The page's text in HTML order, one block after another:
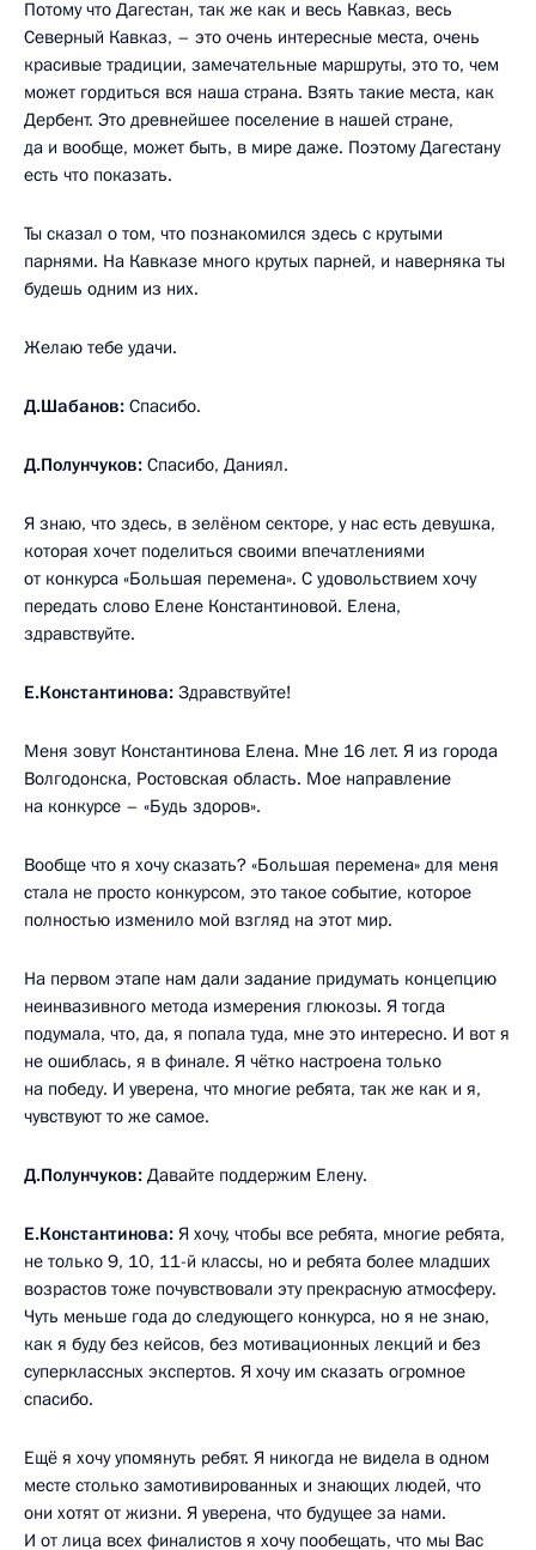
Потому что Дагестан, так же как и весь Кавказ, весь
Северный Кавказ, – это очень интересные места, очень
красивые традиции, замечательные маршруты, это то, чем
может гордиться вся наша страна. Взять такие места, как
Дербент. Это древнейшее поселение в нашей стране,
да и вообще, может быть, в мире даже. Поэтому Дагестану
есть что показать.
Ты сказал о том, что познакомился здесь с крутыми
парнями. На Кавказе много крутых парней, и наверняка ты
будешь одним из них.
Желаю тебе удачи.
Д.Шабанов: Спасибо.
Д.Полунчуков: Спасибо, Даниял.
Я знаю, что здесь, в зелёном секторе, у нас есть девушка,
которая хочет поделиться своими впечатлениями
от конкурса «Большая перемена». С удовольствием хочу
передать слово Елене Константиновой. Елена,
здравствуйте.
Е.Константинова: Здравствуйте!
Меня зовут Константинова Елена. Мне 16 лет. Я из города
Волгодонска, Ростовская область. Мое направление
на конкурсе – «Будь здоров».
Вообще что я хочу сказать? «Большая перемена» для меня
стала не просто конкурсом, это такое событие, которое
полностью изменило мой взгляд на этот мир.
На первом этапе нам дали задание придумать концепцию
неинвазивного метода измерения глюкозы. Я тогда
подумала, что, да, я попала туда, мне это интересно. И вот я
не ошиблась, я в финале. Я чётко настроена только
на победу. И уверена, что многие ребята, так же как и я,
чувствуют то же самое.
Д.Полунчуков: Давайте поддержим Елену.
Е.Константинова: Я хочу, чтобы все ребята, многие ребята,
не только 9, 10, 11-й классы, но и ребята более младших
возрастов тоже почувствовали эту прекрасную атмосферу.
Чуть меньше года до следующего конкурса, но я не знаю,
как я буду без кейсов, без мотивационных лекций и без
суперклассных экспертов. Я хочу им сказать огромное
спасибо.
Ещё я хочу упомянуть ребят. Я никогда не видела в одном
месте столько замотивированных и знающих людей, что
они хотят от жизни. Я уверена, что будущее за нами.
И от лица всех финалистов я хочу пообещать, что мы Вас